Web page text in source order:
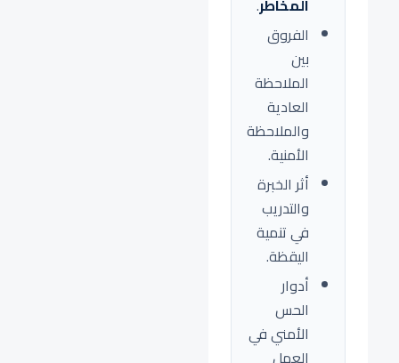
المخاطر.
الفروق
بين
الملاحظة
العادية
والملاحظة
الأمنية.
أثر الخبرة
والتدريب
في تنمية
اليقظة.
أدوار
الحس
الأمني في
العمل